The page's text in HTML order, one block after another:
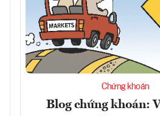
Chứng khoán
Blog chứng khoán: